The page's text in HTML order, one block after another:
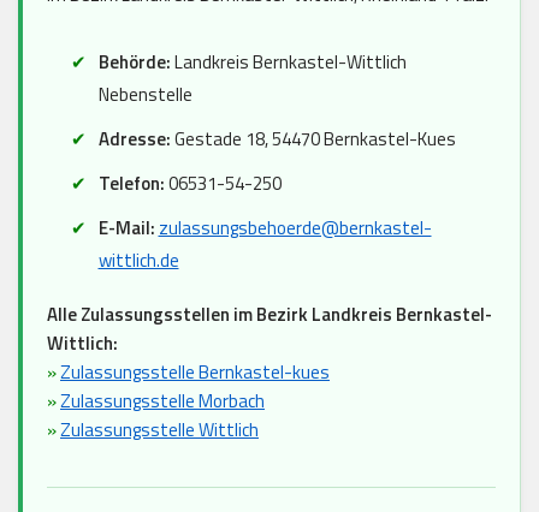
Behörde:Landkreis Bernkastel-Wittlich
Nebenstelle
Adresse:Gestade 18, 54470 Bernkastel-Kues
Telefon:06531-54-250
E-Mail: zulassungsbehoerde@bernkastel-
wittlich.de
Alle Zulassungsstellen im Bezirk Landkreis Bernkastel-
Wittlich:
»Zulassungsstelle Bernkastel-kues
»Zulassungsstelle Morbach
»Zulassungsstelle Wittlich